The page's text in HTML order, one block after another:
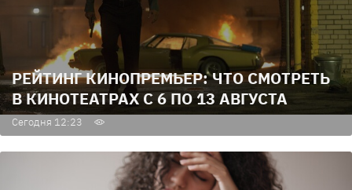
РЕЙТИНГ КИНОПРЕМЬЕР: ЧТО СМОТРЕТЬ
В КИНОТЕАТРАХ С 6 ПО 13 АВГУСТА
Сегодня 12:23